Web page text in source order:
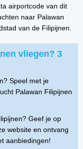
airportcode van dit
naar Palawan
van de Filipijnen.
vliegen? 3
Speel met je
Palawan Filipijnen
Geef je op
website en ontvang
aanbiedingen!